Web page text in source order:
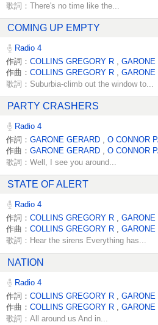
歌詞：There's no time like the...
COMING UP EMPTY
Radio 4
作詞： COLLINS GREGORY R GARONE
作曲： COLLINS GREGORY R GARONE
歌詞：Suburbia-climb out the window to...
PARTY CRASHERS
Radio 4
作詞： GARONE GERARD O CONNOR
作曲： GARONE GERARD O CONNOR
歌詞：Well, I see you around...
STATE OF ALERT
Radio 4
作詞： COLLINS GREGORY R GARONE
作曲： COLLINS GREGORY R GARONE
歌詞：Hear the sirens Everything has...
NATION
Radio 4
作詞： COLLINS GREGORY R GARONE
作曲： COLLINS GREGORY R GARONE
歌詞：All around us And in...